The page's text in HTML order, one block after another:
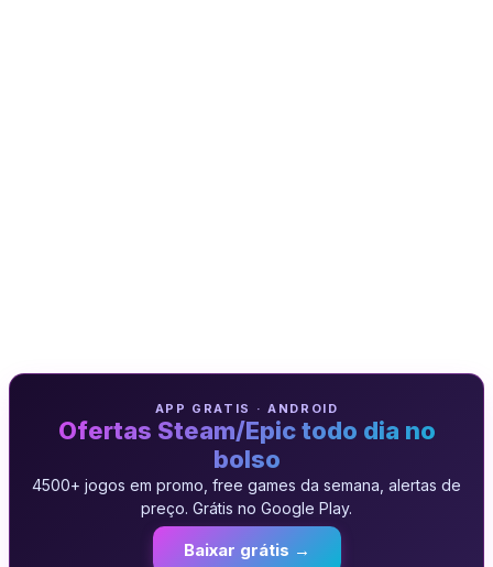
APP GRATIS · ANDROID
Ofertas Steam/Epic todo dia no
bolso
4500+ jogos em promo, free games da semana, alertas de
preço. Grátis no Google Play.
Baixar grátis →